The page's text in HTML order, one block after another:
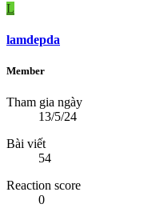
L
lamdepda
Member
Tham gia ngày
13/5/24
Bài viết
54
Reaction score
0